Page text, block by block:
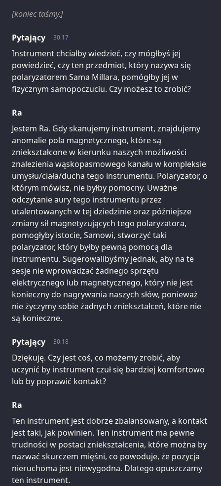
[koniec taśmy.]
30.17
Pytający
Instrument chciałby wiedzieć, czy mógłbyś jej
powiedzieć, czy ten przedmiot, który nazywa się
polaryzatorem Sama Millara, pomógłby jej w
fizycznym samopoczuciu. Czy możesz to zrobić?
Ra
Jestem Ra. Gdy skanujemy instrument, znajdujemy
anomalie pola magnetycznego, które są
zniekształcone w kierunku naszych możliwości
znalezienia wąskopasmowego kanału w kompleksie
umysłu/ciała/ducha tego instrumentu. Polaryzator, o
którym mówisz, nie byłby pomocny. Uważne
odczytanie aury tego instrumentu przez
utalentowanych w tej dziedzinie oraz późniejsze
zmiany sił magnetyzujących tego polaryzatora,
pomogłyby istocie, Samowi, stworzyć taki
polaryzator, który byłby pewną pomocą dla
instrumentu. Sugerowalibyśmy jednak, aby na te
sesje nie wprowadzać żadnego sprzętu
elektrycznego lub magnetycznego, który nie jest
konieczny do nagrywania naszych słów, ponieważ
nie życzymy sobie żadnych zniekształceń, które nie
są konieczne.
30.18
Pytający
Dziękuję. Czy jest coś, co możemy zrobić, aby
uczynić by instrument czuł się bardziej komfortowo
lub by poprawić kontakt?
Ra
Ten instrument jest dobrze zbalansowany, a kontakt
jest taki, jak powinien. Ten instrument ma pewne
trudności w postaci zniekształcenia, które można by
nazwać skurczem mięśni, co powoduje, że pozycja
nieruchoma jest niewygodna. Dlatego opuszczamy
ten instrument.